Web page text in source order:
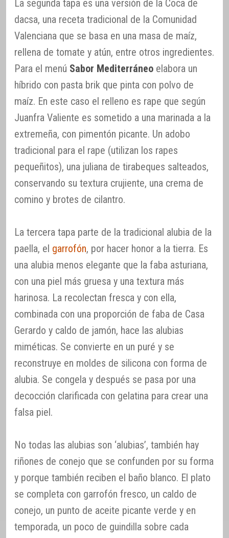
La segunda tapa es una versión de la Coca de
dacsa, una receta tradicional de la Comunidad
Valenciana que se basa en una masa de maíz,
rellena de tomate y atún, entre otros ingredientes.
Para el menú Sabor Mediterráneo elabora un
híbrido con pasta brik que pinta con polvo de
maíz. En este caso el relleno es rape que según
Juanfra Valiente es sometido a una marinada a la
extremeña, con pimentón picante. Un adobo
tradicional para el rape (utilizan los rapes
pequeñitos), una juliana de tirabeques salteados,
conservando su textura crujiente, una crema de
comino y brotes de cilantro.
La tercera tapa parte de la tradicional alubia de la
paella, el garrofón, por hacer honor a la tierra. Es
una alubia menos elegante que la faba asturiana,
con una piel más gruesa y una textura más
harinosa. La recolectan fresca y con ella,
combinada con una proporción de faba de Casa
Gerardo y caldo de jamón, hace las alubias
miméticas. Se convierte en un puré y se
reconstruye en moldes de silicona con forma de
alubia. Se congela y después se pasa por una
decocción clarificada con gelatina para crear una
falsa piel.
No todas las alubias son ‘alubias’, también hay
riñones de conejo que se confunden por su forma
y porque también reciben el baño blanco. El plato
se completa con garrofón fresco, un caldo de
conejo, un punto de aceite picante verde y en
temporada, un poco de guindilla sobre cada